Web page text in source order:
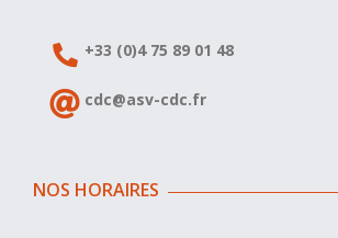
+33 (0)4 75 89 01 48
cdc@asv-cdc.fr
NOS HORAIRES